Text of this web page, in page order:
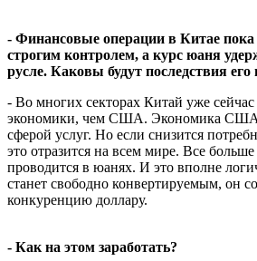
- Финансовые операции в Китае пока
строгим контролем, а курс юаня
русле. Каковы будут последствия
- Во многих секторах Китай уже
экономики, чем США. Экономика США
сферой услуг. Но если снизится
это отразится на всем мире. Все
проводится в юанях. И это вполне
станет свободно конвертируемым, он
конкуренцию доллару.
- Как на этом заработать?